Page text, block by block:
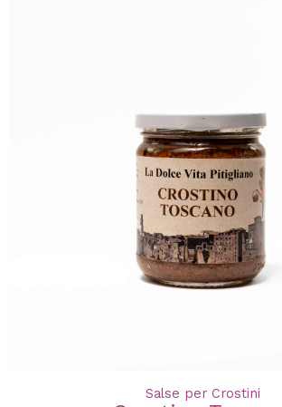
Salse per Crostini